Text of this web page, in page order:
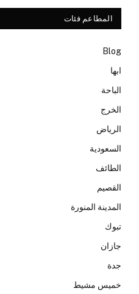
المطاعم فئات
Blog
ابها
الباحة
الخرج
الرياض
السعودية
الطائف
القصيم
المدينة المنورة
تبوك
جازان
جدة
خميس مشيط